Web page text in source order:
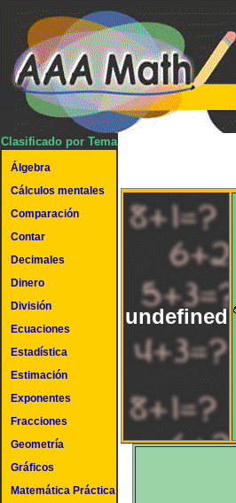
Clasificado por Tema
Álgebra
Cálculos mentales
Comparación
Contar
Decimales
Dinero
División
Ecuaciones
Estadística
Estimación
Exponentes
Fracciones
Geometría
Gráficos
Matemática Práctica
undefined